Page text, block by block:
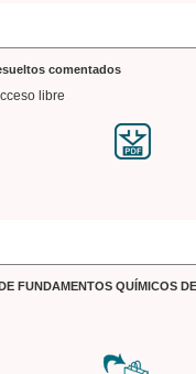
comentados
libre
FUNDAMENTOS QUÍMICOS